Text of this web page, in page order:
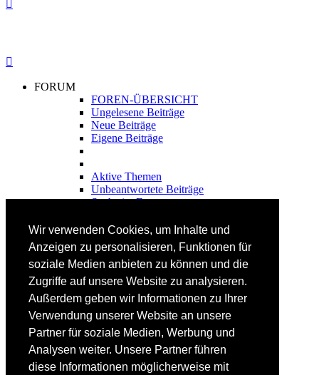
Wir verwenden Cookies, um Inhalte und
Anzeigen zu personalisieren, Funktionen für
soziale Medien anbieten zu können und die
Zugriffe auf unsere Website zu analysieren.
Außerdem geben wir Informationen zu Ihrer
Verwendung unserer Website an unsere
Partner für soziale Medien, Werbung und
Analysen weiter. Unsere Partner führen
diese Informationen möglicherweise mit
FORUM
FOREN-ÜBERSICHT
Ungelesene Beiträge
Neue Beiträge
Eigene Beiträge
Aktive Themen
Unbeantwortete Beiträge
Suche im Forum
FAHRTECHNIK
Fortgeschrittene
Lehrplan
Videoanalyse
SKI
SKITEST
Ski-FAQ
Tipps Ski-Kauf
Ski-Typen